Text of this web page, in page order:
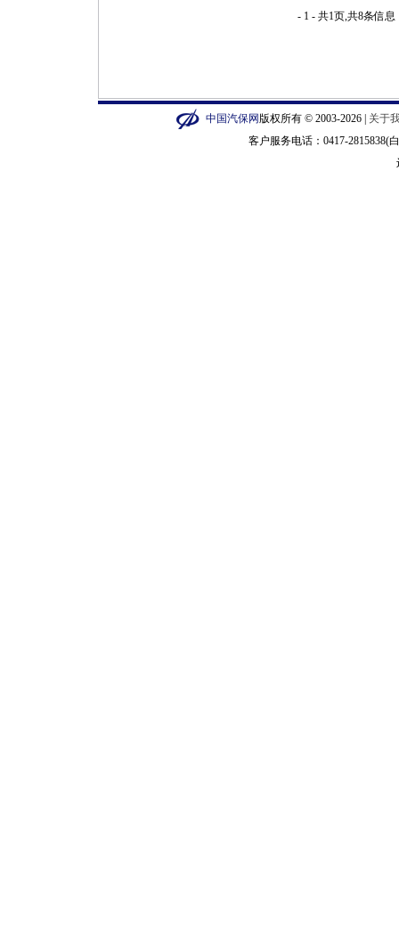
- 1 - 共1页,共8条信息
中国汽保网版权所有 © 2003-2026 | 关于
客户服务电话：0417-